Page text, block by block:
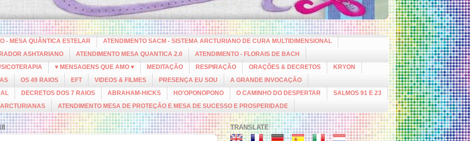
- MESA QUÂNTICA ESTELAR
ATENDIMENTO SACM - SISTEMA ARCTURIANO DE CURA MULTIDIMENSIONAL
ASHTARIANO
ATENDIMENTO MESA QUANTICA 2.0
ATENDIMENTO - FLORAIS DE BACH
♥ MENSAGENS QUE AMO ♥ MEDITAÇÃO RESPIRAÇÃO ORAÇÕES & DECRETOS
KRYON
OS 49 RAIOS EFT VIDEOS & FILMES PRESENÇA EU SOU
A GRANDE INVOCAÇÃO
DECRETOS DOS 7 RAIOS ABRAHAM-HICKS HO'OPONOPONO O CAMINHO DO DESPERTAR
SALMOS 91 E 23
ATENDIMENTO MESA DE PROTEÇÃO E MESA DE SUCESSO E PROSPERIDADE
TRANSLATE